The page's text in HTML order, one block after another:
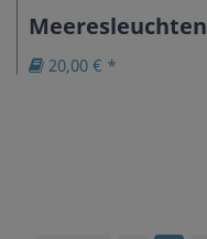
Meeresleuchten
20,00 € *